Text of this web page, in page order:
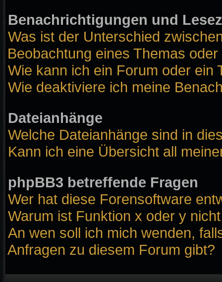
Benachrichtigungen und
Was ist der Unterschied
Beobachtung eines Themas
Wie kann ich ein Forum oder ein
Wie deaktiviere ich meine
Dateianhänge
Welche Dateianhänge sind in
Kann ich eine Übersicht all
phpBB3 betreffende Fragen
Wer hat diese Forensoftware
Warum ist Funktion x oder y
An wen soll ich mich wenden,
Anfragen zu diesem Forum gibt?